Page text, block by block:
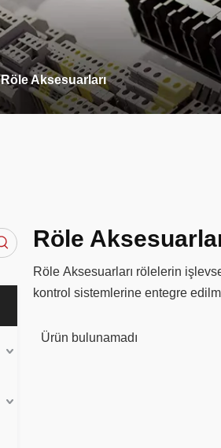
Röle Aksesuarları
Röle
Röle Aksesuarları rölelerin
kontrol sistemlerine entegre
Ürün bulunamadı